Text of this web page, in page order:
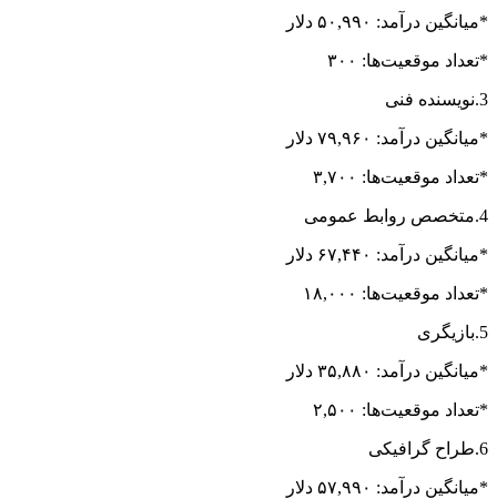
*میانگین درآمد: ۵۰,۹۹۰ دلار
*تعداد موقعیت‌ها: ۳۰۰
3.نویسنده فنی
*میانگین درآمد: ۷۹,۹۶۰ دلار
*تعداد موقعیت‌ها: ۳,۷۰۰
4.متخصص روابط عمومی
*میانگین درآمد: ۶۷,۴۴۰ دلار
*تعداد موقعیت‌ها: ۱۸,۰۰۰
5.بازیگری
*میانگین درآمد: ۳۵,۸۸۰ دلار
*تعداد موقعیت‌ها: ۲,۵۰۰
6.طراح گرافیکی
*میانگین درآمد: ۵۷,۹۹۰ دلار